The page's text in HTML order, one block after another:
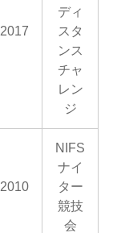
2017
ディ
スタ
ンス
チャ
レン
ジ
2010
NIFS
ナイ
ター
競技
会